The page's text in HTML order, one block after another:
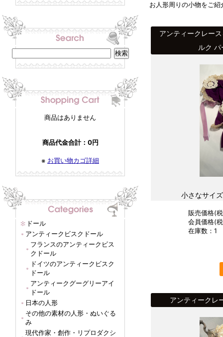
商品はありません
商品代金合計：0円
※ お買い物カゴ詳細
ドール
アンティークビスクドール
フランスのアンティークビス
クドール
ドイツのアンティークビスク
ドール
アンティークグーグリーアイ
ドール
日本の人形
その他の素材の人形・ぬいぐる
み
現代作家・創作・リプロダクシ
お人形周りの小物をご紹
アンティークレー
ルク
小さなサイ
販売価格(
会員価格(
在庫数：1
アンティークレ